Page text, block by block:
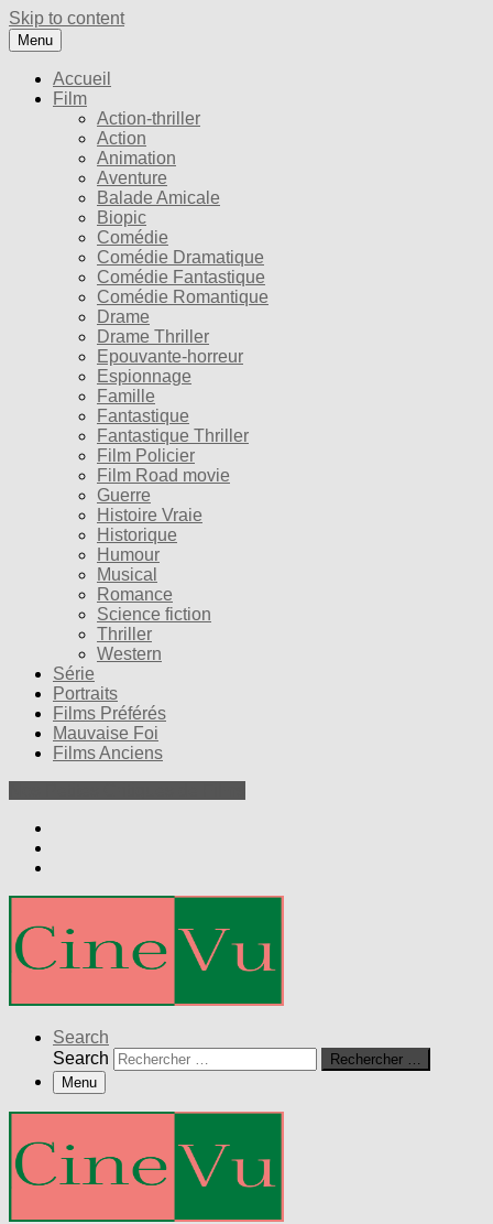
Skip to content
Menu
Accueil
Film
Action-thriller
Action
Animation
Aventure
Balade Amicale
Biopic
Comédie
Comédie Dramatique
Comédie Fantastique
Comédie Romantique
Drame
Drame Thriller
Epouvante-horreur
Espionnage
Famille
Fantastique
Fantastique Thriller
Film Policier
Film Road movie
Guerre
Histoire Vraie
Historique
Humour
Musical
Romance
Science fiction
Thriller
Western
Série
Portraits
Films Préférés
Mauvaise Foi
Films Anciens
Search
Search
Rechercher …
Menu